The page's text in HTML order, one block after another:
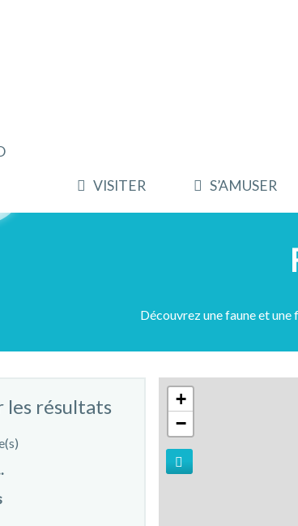
VISITER S’AMUSER
Découvrez une faune et
les résultats
+
−